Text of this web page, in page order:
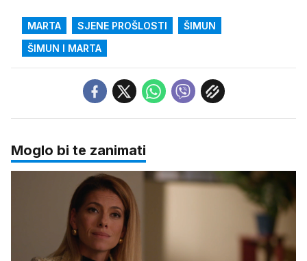
MARTA SJENE PROŠLOSTI
ŠIMUN
ŠIMUN I MARTA
Moglo bi te zanimati